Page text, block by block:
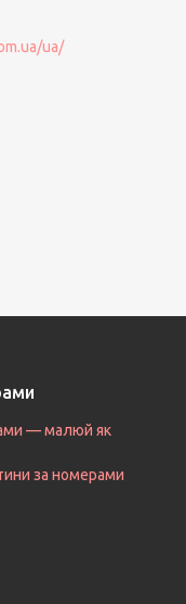
ua/
— малюй як
за номерами